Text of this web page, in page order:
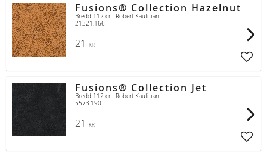
Fusions® Collection Hazelnut
Bredd 112 cm Robert Kaufman
21321.166
21 KR
Fusions® Collection Jet
Bredd 112 cm Robert Kaufman
5573.190
21 KR